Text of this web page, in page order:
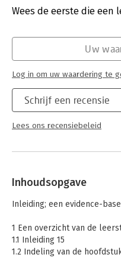
- Studenten die een
- Specialisten (al dan niet
Verschijningsdatum:
5-8-
Wees de eerste die een
Schrijf een recensie
Lees ons recensiebeleid
Uw
Log in om uw waardering te
Inhoudsopgave
Inleiding; een evidence-
1 Een overzicht van de
1.1 Inleiding 15
1.2 Indeling van de